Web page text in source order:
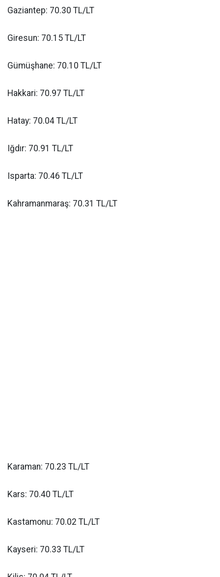
Gaziantep: 70.30 TL/LT
Giresun: 70.15 TL/LT
Gümüşhane: 70.10 TL/LT
Hakkari: 70.97 TL/LT
Hatay: 70.04 TL/LT
Iğdır: 70.91 TL/LT
Isparta: 70.46 TL/LT
Kahramanmaraş: 70.31 TL/LT
Karaman: 70.23 TL/LT
Kars: 70.40 TL/LT
Kastamonu: 70.02 TL/LT
Kayseri: 70.33 TL/LT